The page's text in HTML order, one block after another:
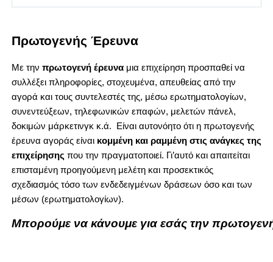
Πρωτογενής Έρευνα
Με την πρωτογενή έρευνα μια επιχείρηση προσπαθεί να
συλλέξει πληροφορίες, στοχευμένα, απευθείας από την
αγορά και τους συντελεστές της, μέσω ερωτηματολογίων,
συνεντεύξεων, τηλεφωνικών επαφών, μελετών πάνελ,
δοκιμών μάρκετινγκ κ.ά. Είναι αυτονόητο ότι η πρωτογενής
έρευνα αγοράς είναι κομμένη και ραμμένη στις ανάγκες της
επιχείρησης που την πραγματοποιεί. Γι’αυτό και απαιτείται
επισταμένη προηγούμενη μελέτη και προσεκτικός
σχεδιασμός τόσο των ενδεδειγμένων δράσεων όσο και των
μέσων (ερωτηματολογίων).
Μπορούμε να κάνουμε για εσάς την